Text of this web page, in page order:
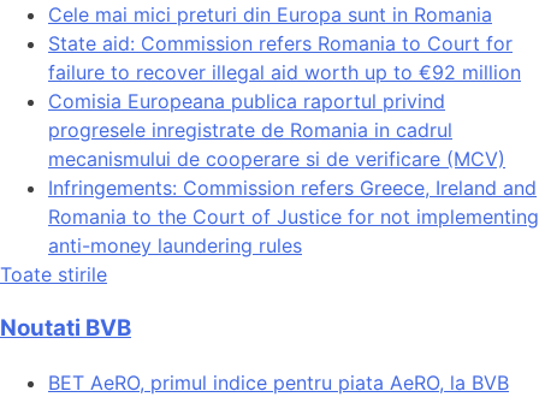
Cele mai mici preturi din Europa sunt in Romania
State aid: Commission refers Romania to Court for
failure to recover illegal aid worth up to €92 million
Comisia Europeana publica raportul privind
progresele inregistrate de Romania in cadrul
mecanismului de cooperare si de verificare (MCV)
Infringements: Commission refers Greece, Ireland and
Romania to the Court of Justice for not implementing
anti-money laundering rules
Toate stirile
Noutati BVB
BET AeRO, primul indice pentru piata AeRO, la BVB